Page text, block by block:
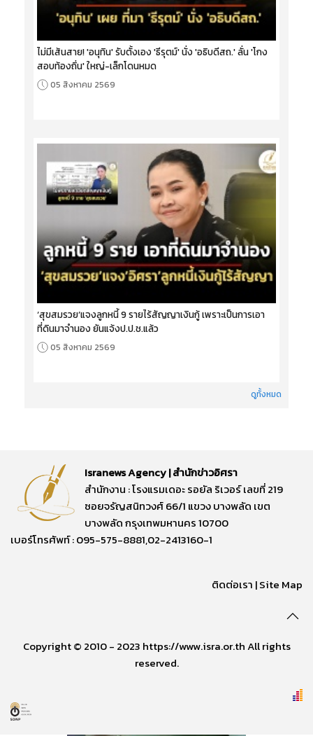
ไม่มีเส้นสาย! 'อนุทิน' รับตั้งเอง 'ธีรุตม์' นั่ง 'อธิบดีสถ.' ลั่น 'โกง
สอบท้องถิ่น' ใหญ่-เล็กโดนหมด
05 สิงหาคม 2569
‘สุขสมรวย’แจงลูกหนี้ 9 รายไร้สัญญาเงินกู้ เพราะเป็นการเอา
ที่ดินมาจำนอง ยันแจ้งป.ป.ช.แล้ว
05 สิงหาคม 2569
ดูทั้งหมด
Isranews Agency | สำนักข่าวอิศรา
สำนักงาน : โรงแรมเดอะ รอยัล ริเวอร์ เลขที่ 219
ซอยจรัญสนิทวงศ์ 66/1 แขวง บางพลัด เขต
บางพลัด กรุงเทพมหานคร 10700
เบอร์โทรศัพท์ : 095-575-8881,02-2413160-1
ติดต่อเรา |Site Map
Copyright © 2010 - 2023 https://www.isra.or.th All rights
reserved.